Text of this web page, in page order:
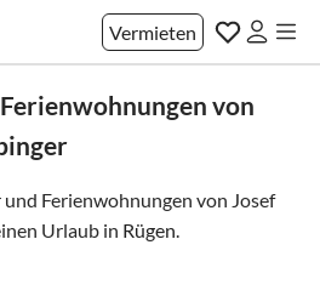
Vermieten
von
Ferienwohnungen von Josef
Urlaub in Rügen.